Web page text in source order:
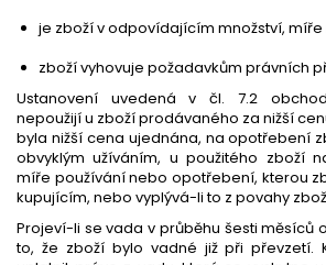
je zboží v odpovídajícím množství,
zboží vyhovuje požadavkům právních
Ustanovení uvedená v čl. 7.2
nepoužijí u zboží prodávaného za nižší
byla nižší cena ujednána, na opotřebení
obvyklým užíváním, u použitého zboží
míře používání nebo opotřebení, kterou
kupujícím, nebo vyplývá-li to z povahy
Projeví-li se vada v průběhu šesti měsíců
to, že zboží bylo vadné již při převzetí.